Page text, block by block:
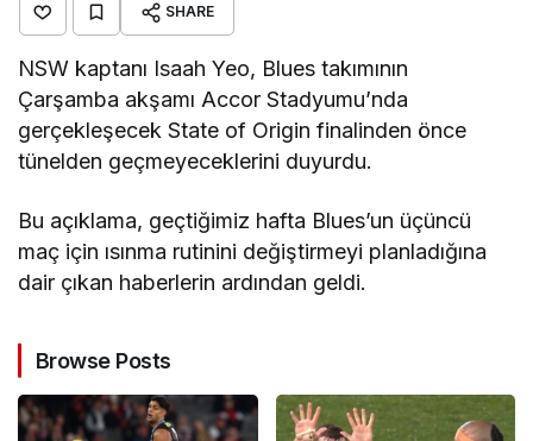
SHARE
NSW kaptanı Isaah Yeo, Blues takımının
Çarşamba akşamı Accor Stadyumu’nda
gerçekleşecek State of Origin finalinden önce
tünelden geçmeyeceklerini duyurdu.
Bu açıklama, geçtiğimiz hafta Blues’un üçüncü
maç için ısınma rutinini değiştirmeyi planladığına
dair çıkan haberlerin ardından geldi.
Browse Posts